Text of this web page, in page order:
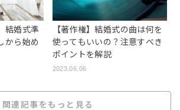
結婚式準
から始め
【著作権】結婚式の曲は何を
使ってもいいの？注意すべき
ポイントを解説
2023.06.06
関連記事をもっと見る